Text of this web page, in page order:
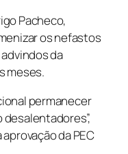
Pacheco,
os nefastos
da
meses.
permanecer
da PEC